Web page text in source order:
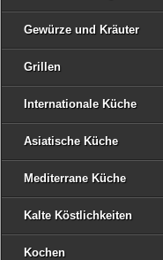
Gewürze und Kräuter
Grillen
Internationale Küche
Asiatische Küche
Mediterrane Küche
Kalte Köstlichkeiten
Kochen